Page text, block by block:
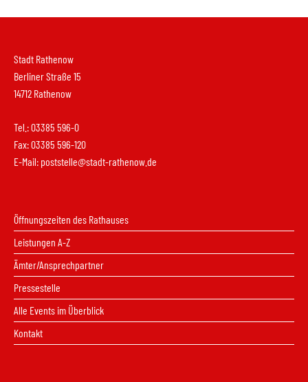
Stadt Rathenow
Berliner Straße 15
14712 Rathenow
Tel.: 03385 596-0
Fax: 03385 596-120
E-Mail: poststelle@stadt-rathenow.de
Öffnungszeiten des Rathauses
Leistungen A-Z
Ämter/Ansprechpartner
Pressestelle
Alle Events im Überblick
Kontakt